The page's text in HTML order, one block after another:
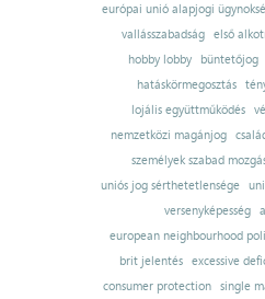
európai unió alapjogi
vallásszabadság
első
hobby lobby
büntetőjog
hatáskörmegosztás
lojális együttműködés
nemzetközi magánjog
személyek szabad
uniós jog sérthetetlensége
versenyképesség
european neighbourhood
brit jelentés excessive
consumer protection
single